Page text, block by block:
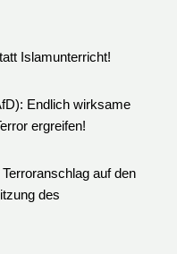
Islamunterricht!
Endlich wirksame
ergreifen!
auf den
des